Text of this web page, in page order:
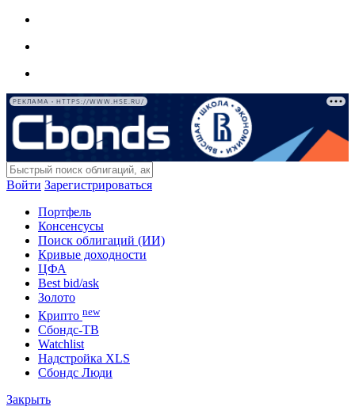
РЕКЛАМА • HTTPS://WWW.HSE.RU/
Войти Зарегистрироваться
Портфель
Консенсусы
Поиск облигаций (ИИ)
Кривые доходности
ЦФА
Best bid/ask
Золото
Крипто new
Сбондс-ТВ
Watchlist
Надстройка XLS
Сбондс Люди
Закрыть